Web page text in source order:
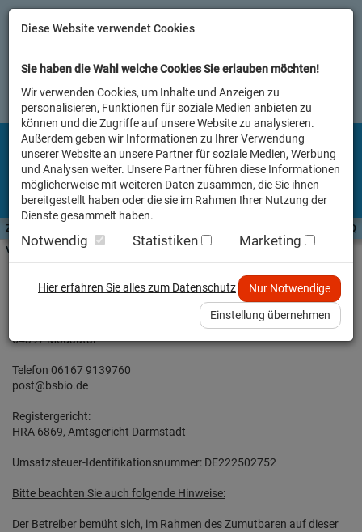
Zutaten A-Z
Service FAQ
Verkäufer vor Ort
Impressum
64397 Modautal
Telefon 06167 9139760
post@bsbio.de
Registergericht:
HRA 6869, Amtsgericht Darmstadt
Umsatzsteuer-Identifikationsnummer: DE222502752
Bitte beachten Sie auch folgende Hinweise:
Der Betreiber bemüht sich, im Rahmen des Zumutbaren auf dieser
Diese Website verwendet Cookies
Sie haben die Wahl welche Cookies Sie erlauben möchten!
Wir verwenden Cookies, um Inhalte und Anzeigen zu
personalisieren, Funktionen für soziale Medien anbieten zu
können und die Zugriffe auf unsere Website zu analysieren.
Außerdem geben wir Informationen zu Ihrer Verwendung
unserer Website an unsere Partner für soziale Medien, Werbung
und Analysen weiter. Unsere Partner führen diese Informationen
möglicherweise mit weiteren Daten zusammen, die Sie ihnen
bereitgestellt haben oder die sie im Rahmen Ihrer Nutzung der
Dienste gesammelt haben.
Notwendig Statistiken Marketing
Hier erfahren Sie alles zum Datenschutz Nur Notwendige
Einstellung übernehmen